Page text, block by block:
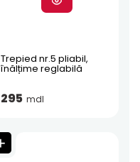
Trepied nr.5 pliabil,
înălțime reglabilă
295 mdl